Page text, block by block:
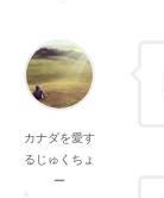
カナダを愛す
るじゅくちょ
ー